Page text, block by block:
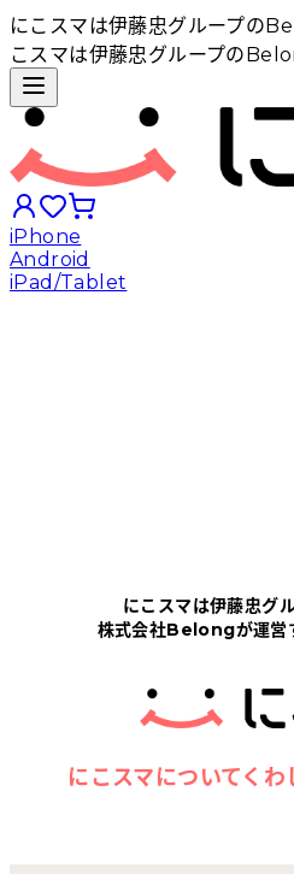
にこスマは伊藤忠グループの
こスマは伊藤忠グループの
iPhone
Android
iPad/Tablet
にこスマについて
サポートセンター
お客さまの声
にこスマは伊藤忠グ
株式会社Belongが運営
にこスマについてくわ